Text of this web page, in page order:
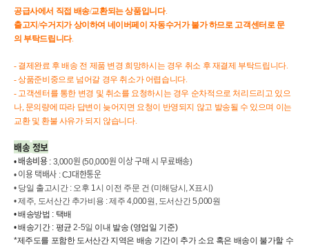
공급사에서 직접 배송/교환되는상품입니다.
출고지 /수거지가 상이하여 네이버페이 자동수거가 불가하므로고객센터로문
의 부탁드립니다.
- 결제완료 후 배송 전 제품 변경 희망하시는 경우 취소 후 재결제 부탁드립니다.
- 상품준비중으로 넘어갈 경우 취소가 어렵습니다.
- 고객센터를 통한 변경 및 취소를 요청하시는 경우 순차적으로 처리드리고 있으
나, 문의량에 따라 답변이 늦어지면 요청이 반영되지 않고 발송될 수 있으며 이는
교환 및 환불 사유가 되지 않습니다.
배송정보
• 배송비용: 3,000원 (50,000원 이상구매시무료배송)
• 이용 택배사: CJ대한통운
• 당일 출고시간: 오후 1시 이전 주문 건 (미해당시 , X표시)
•제주, 도서산간 추가비용 :제주 4,000원 , 도서산간 5,000원
•배송방법 : 택배
•배송기간: 평균 2-5일 이내 발송 (영업일 기준)
*제주도를 포함한 도서산간 지역은 배송 기간이 추가 소요 혹은 배송이 불가할 수